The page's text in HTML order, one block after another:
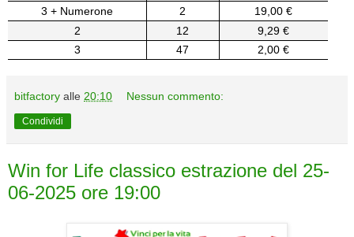
3 + Numerone
2
19,00 €
2
12
9,29 €
3
47 2,00 €
bitfactory alle 20:10 Nessun commento:
Condividi
Win for Life classico estrazione del 25-
06-2025 ore 19:00